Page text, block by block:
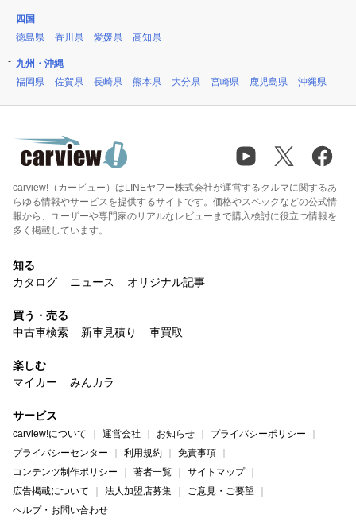
四国
徳島県
香川県 愛媛県 高知県
九州・沖縄
福岡県
佐賀県 長崎県 熊本県 大分県 宮崎県 鹿児島県 沖縄県
carview!（カービュー）はLINEヤフー株式会社が運営するクルマに関するあ
らゆる情報やサービスを提供するサイトです。価格やスペックなどの公式情
報から、ユーザーや専門家のリアルなレビューまで購入検討に役立つ情報を
多く掲載しています。
知る
カタログ
ニュース オリジナル記事
買う・売る
中古車検索
新車見積り 車買取
楽しむ
マイカー
みんカラ
サービス
carview!について 運営会社 お知らせ
プライバシーポリシー
プライバシーセンター
利用規約
免責事項
コンテンツ制作ポリシー
著者一覧
サイトマップ
広告掲載について
法人加盟店募集
ご意見・ご要望
ヘルプ・お問い合わせ